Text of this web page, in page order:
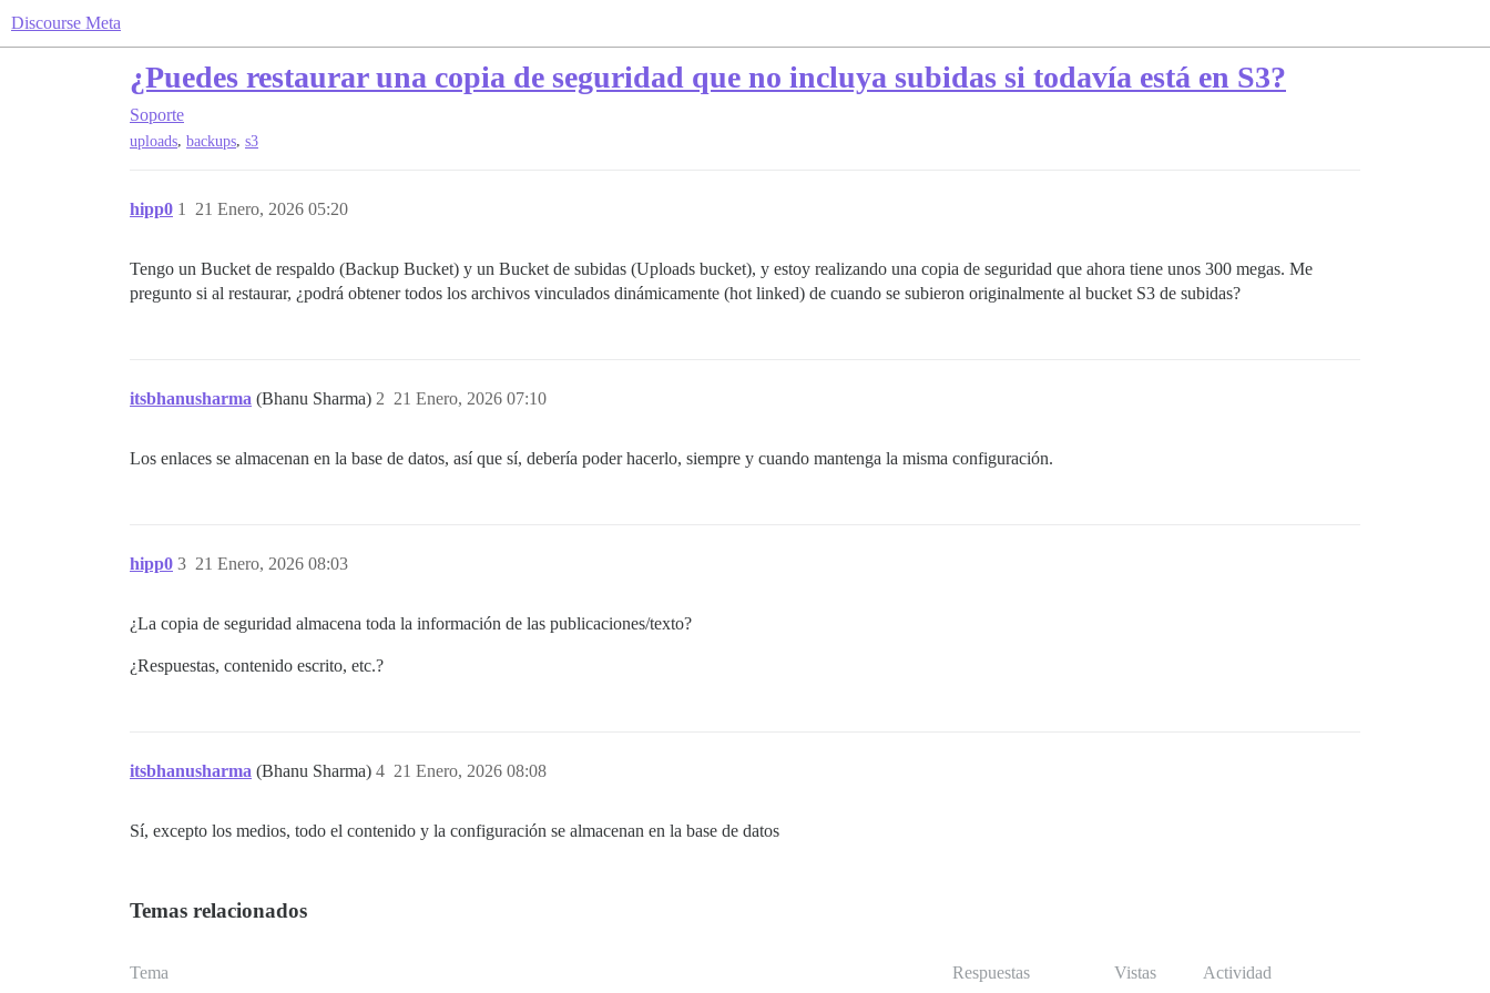
Discourse Meta
¿Puedes restaurar una copia de seguridad que no incluya subidas si todavía está en S3?
Soporte
uploads, backups, s3
hipp0 21 Enero, 2026 05:20
1
Tengo un Bucket de respaldo (Backup Bucket) y un Bucket de subidas (Uploads bucket), y estoy realizando una copia de seguridad que ahora tiene unos 300 megas. Me
pregunto si al restaurar, ¿podrá obtener todos los archivos vinculados dinámicamente (hot linked) de cuando se subieron originalmente al bucket S3 de subidas?
itsbhanusharma (Bhanu Sharma) 21 Enero, 2026 07:10
2
Los enlaces se almacenan en la base de datos, así que sí, debería poder hacerlo, siempre y cuando mantenga la misma configuración.
hipp0 21 Enero, 2026 08:03
3
¿La copia de seguridad almacena toda la información de las publicaciones/texto?
¿Respuestas, contenido escrito, etc.?
itsbhanusharma (Bhanu Sharma) 21 Enero, 2026 08:08
4
Sí, excepto los medios, todo el contenido y la configuración se almacenan en la base de datos
Temas relacionados
Tema Respuestas Vistas Actividad